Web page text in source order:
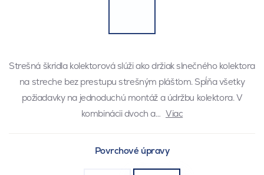
Strešná škridla kolektorová slúži ako držiak slnečného kolektora
na streche bez prestupu strešným plášťom. Spĺňa všetky
požiadavky na jednoduchú montáž a údržbu kolektora. V
kombinácii dvoch a… Viac
Povrchové úpravy